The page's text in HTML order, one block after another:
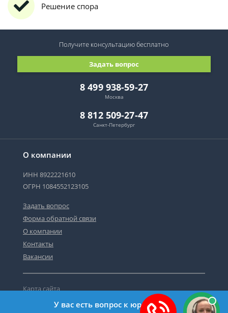
Решение спора
О компании
ИНН 8922221610
ОГРН 1084552123105
Задать вопрос
Форма обратной связи
О компании
Контакты
Вакансии
Карта сайта
Политика персональных данных
8 499 938-59-27
Москва
8 812 509-27-47
Санкт-Петербург
Задать вопрос
Получите консультациюбесплатно
У вас есть вопрос к юристу?